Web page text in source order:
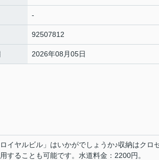
-
92507812
2026年08月05日
イヤルビル」はいかがでしょうか♪収納はクロ
することも可能です。水道料金：2200円。